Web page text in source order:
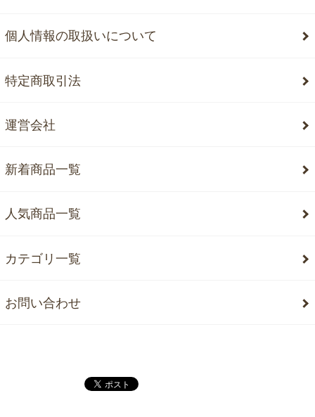
個人情報の取扱いについて
特定商取引法
運営会社
新着商品一覧
人気商品一覧
カテゴリ一覧
お問い合わせ